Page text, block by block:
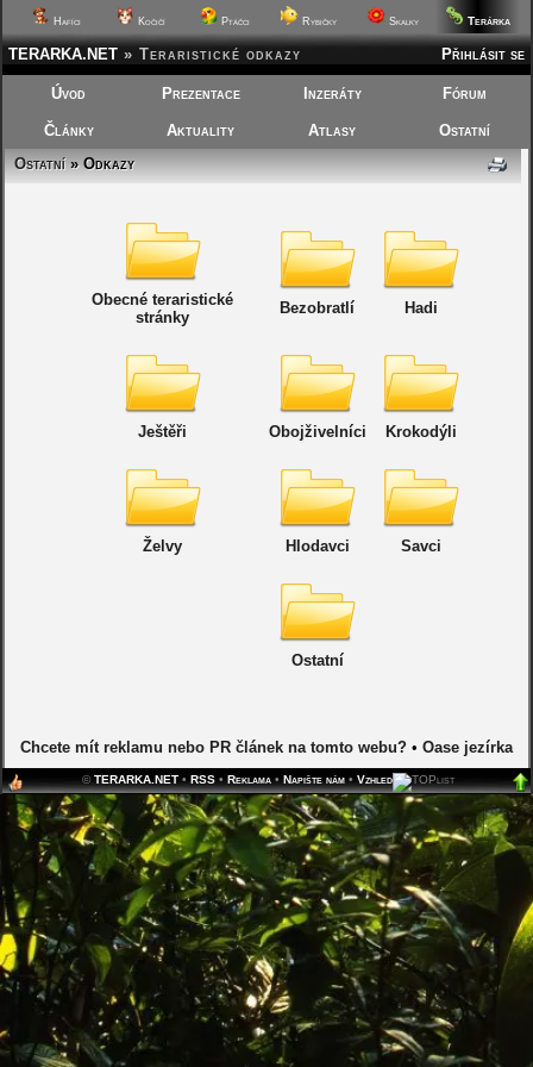
Hafíci Kočičí Ptáčci Rybičky Skalky Terárka
Přihlásit se
TERARKA.NET » Teraristické odkazy
Úvod Prezentace Inzeráty Fórum
Články Aktuality Atlasy
Ostatní
Ostatní» Odkazy
Obecné teraristické
stránky
Bezobratlí Hadi
Ještěři Obojživelníci Krokodýli
Želvy Hlodavci Savci
Ostatní
Chcete mít reklamu nebo PR článek na tomto webu?• Oase jezírka
©TERARKA.NET• RSS• Reklama• Napište nám• Vzhled